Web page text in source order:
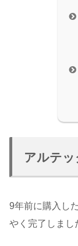
アルテ
9年前に購入し
やく完了しまし